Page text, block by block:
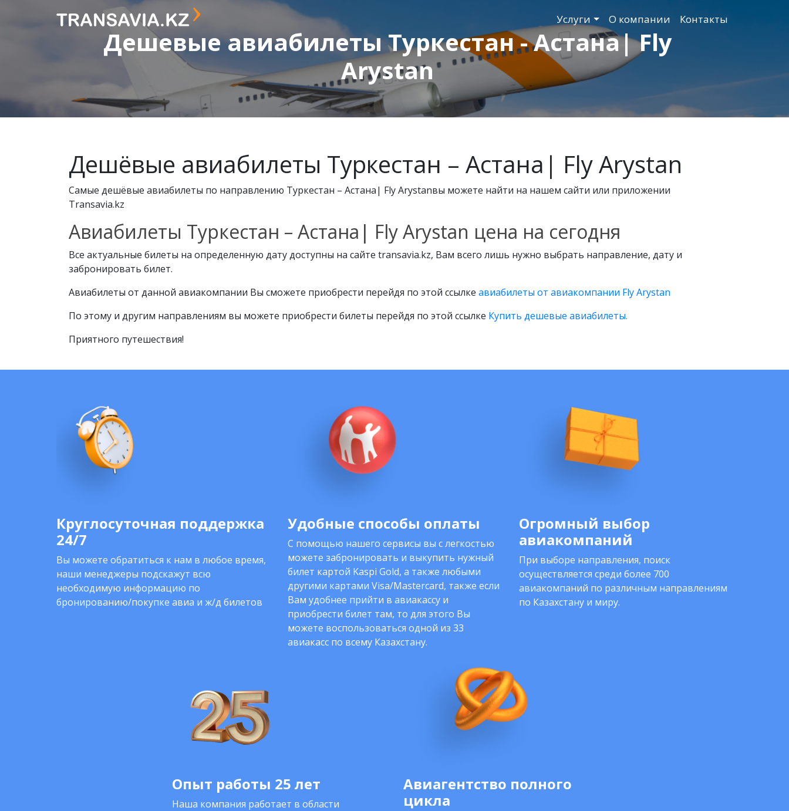
Услуги О компании Контакты
Дешевые авиабилеты Туркестан - Астана| Fly
Arystan
Дешёвые авиабилеты Туркестан – Астана| Fly Arystan
Самые дешёвые авиабилеты по направлению Туркестан – Астана| Fly Arystanвы можете найти на нашем сайти или приложении
Transavia.kz
Авиабилеты Туркестан – Астана| Fly Arystan цена на сегодня
Все актуальные билеты на определенную дату доступны на сайте transavia.kz, Вам всего лишь нужно выбрать направление, дату и
забронировать билет.
Авиабилеты от данной авиакомпании Вы сможете приобрести перейдя по этой ссылке авиабилеты от авиакомпании Fly Arystan
По этому и другим направлениям вы можете приобрести билеты перейдя по этой ссылке Купить дешевые авиабилеты.
Приятного путешествия!
Круглосуточная поддержка
24/7
Вы можете обратиться к нам в любое время,
наши менеджеры подскажут всю
необходимую информацию по
бронированию/покупке авиа и ж/д билетов
Удобные способы оплаты
С помощью нашего сервисы вы с легкостью
можете забронировать и выкупить нужный
билет картой Kaspi Gold, а также любыми
другими картами Visa/Mastercard, также если
Вам удобнее прийти в авиакассу и
приобрести билет там, то для этого Вы
можете воспользоваться одной из 33
авиакасс по всему Казахстану.
Огромный выбор
авиакомпаний
При выборе направления, поиск
осуществляется среди более 700
авиакомпаний по различным направлениям
по Казахстану и миру.
Опыт работы 25 лет
Наша компания работает в области
Авиагентство полного
цикла